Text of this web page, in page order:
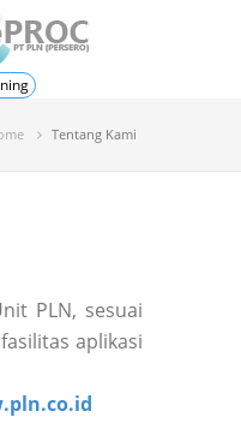
Tentang Kami
PLN, sesuai
aplikasi